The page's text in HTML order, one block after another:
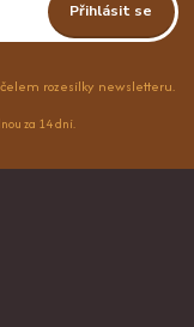
Přihlásit se
rozesílky newsletteru.
za 14 dní.